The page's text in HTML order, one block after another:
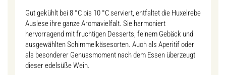
Gut gekühlt bei 8 °C bis 10 °C serviert, entfaltet die Huxelrebe
Auslese ihre ganze Aromavielfalt. Sie harmoniert
hervorragend mit fruchtigen Desserts, feinem Gebäck und
ausgewählten Schimmelkäsesorten. Auch als Aperitif oder
als besonderer Genussmoment nach dem Essen überzeugt
dieser edelsüße Wein.